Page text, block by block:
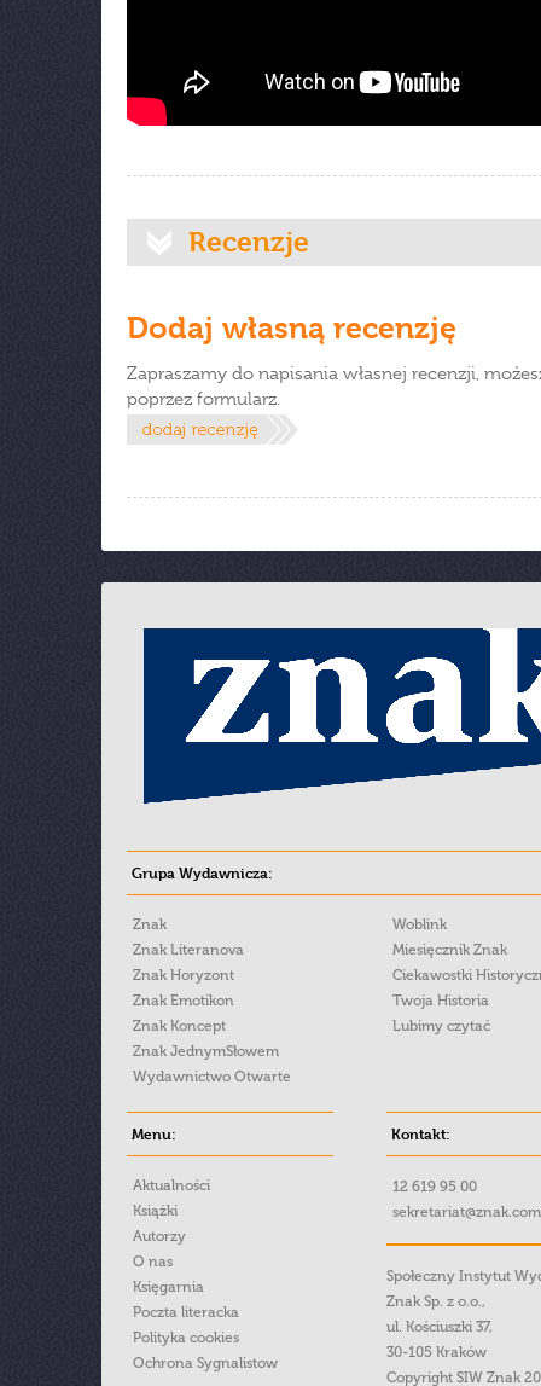
Recenzje
Dodaj własną recenzję
Zapraszamy do napisania własnej recenzji,
poprzez formularz.
Grupa Wydawnicza:
Znak
Znak Literanova
Znak Horyzont
Znak Emotikon
Znak Koncept
Znak JednymSłowem
Wydawnictwo Otwarte
Woblink
Miesięcznik Znak
Ciekawostki
Twoja Historia
Lubimy czytać
Menu:
Aktualności
Książki
Autorzy
O nas
Księgarnia
Poczta literacka
Polityka cookies
Ochrona Sygnalistow
Kontakt:
12 619 95 00
Społeczny Instytut
Znak Sp. z o.o.,
ul. Kościuszki 37,
30-105 Kraków
Copyright SIW Znak